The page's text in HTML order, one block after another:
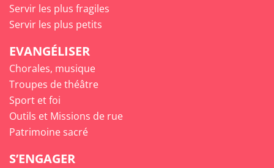
Servir les plus fragiles
Servir les plus petits
EVANGÉLISER
Chorales, musique
Troupes de théâtre
Sport et foi
Outils et Missions de rue
Patrimoine sacré
S’ENGAGER